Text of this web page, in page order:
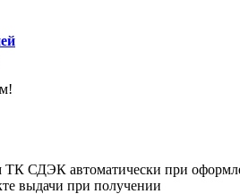
ТК СДЭК автоматически при
выдачи при получении